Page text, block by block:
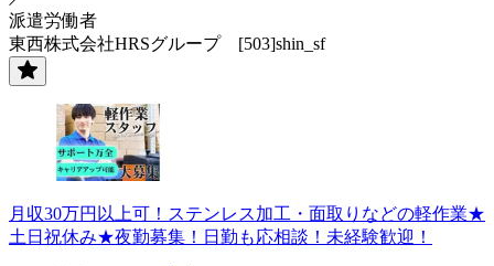
派遣労働者
東西株式会社HRSグループ [503]shin_sf
月収30万円以上可！ステンレス加工・面取りなどの軽作業★
土日祝休み★夜勤募集！日勤も応相談！未経験歓迎！